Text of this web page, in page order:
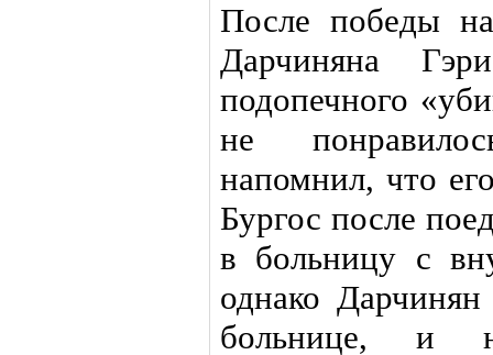
После победы
Дарчиняна
подопечного
не
напомнил, что
Бургос после
в больницу с
однако
больнице, и